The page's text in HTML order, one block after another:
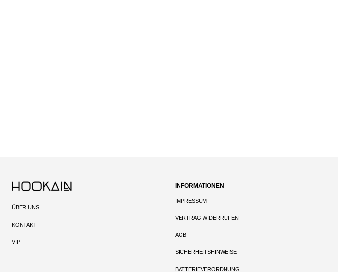
ÜBER UNS
KONTAKT
VIP
INFORMATIONEN
IMPRESSUM
VERTRAG WIDERRUFEN
AGB
SICHERHEITSHINWEISE
BATTERIEVERORDNUNG